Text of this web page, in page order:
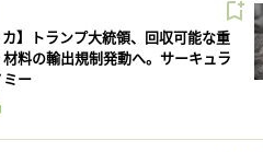
カ】トランプ大統領、回収可能な重
料の輸出規制発動へ。サーキュラ
ー